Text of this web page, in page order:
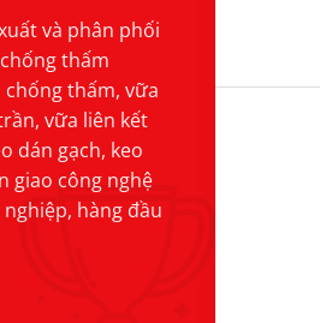
và phân phối
thấm
chống thấm, vữa
vữa liên kết
dán gạch, keo
giao công nghệ
hàng đầu